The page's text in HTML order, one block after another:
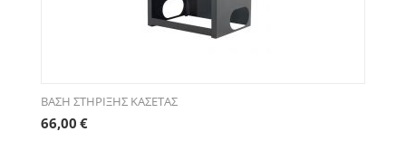
ΒΑΣΗ ΣΤΗΡΙΞΗΣ ΚΑΣΕΤΑΣ
66,00 €